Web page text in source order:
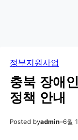
정부지원사업
충북 장애
정책 안내
Posted byadmin–6월